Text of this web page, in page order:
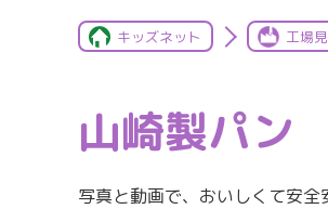
キッズネット 工場
山崎製パン
写真と動画で、おいしくて安全